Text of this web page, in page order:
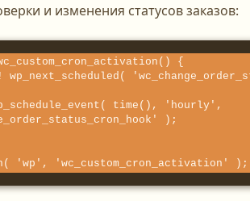
и изменения статусов заказов:
{
);
'wp', 'wc_custom_cron_activation' );